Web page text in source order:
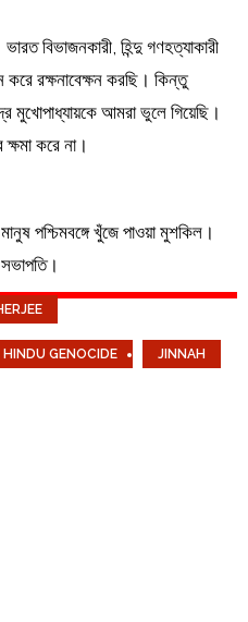
বিভাজনকারী, হিন্দু গণহত্যাকারী
করে রক্ষনাবেক্ষন করছি। কিন্তু
মুখোপাধ্যায়কে আমরা ভুলে গিয়েছি।
ক্ষমা করে না।
পশ্চিমবঙ্গে খুঁজে পাওয়া মুশকিল।
সভাপতি।
HINDU GENOCIDE JINNAH